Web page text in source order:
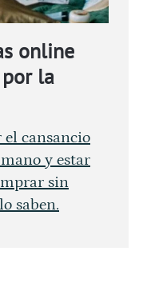
online
la
el cansancio
y estar
sin
saben.